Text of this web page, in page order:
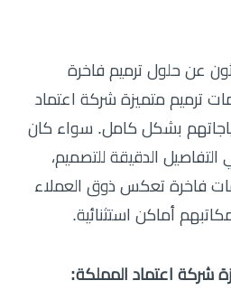
عن حلول ترميم فاخرة
ترميم متميزة شركة اعتماد
بشكل كامل. سواء كان
التفاصيل الدقيقة للتصميم،
فاخرة تعكس ذوق العملاء
أماكن استثنائية.
شركة اعتماد المملكة: